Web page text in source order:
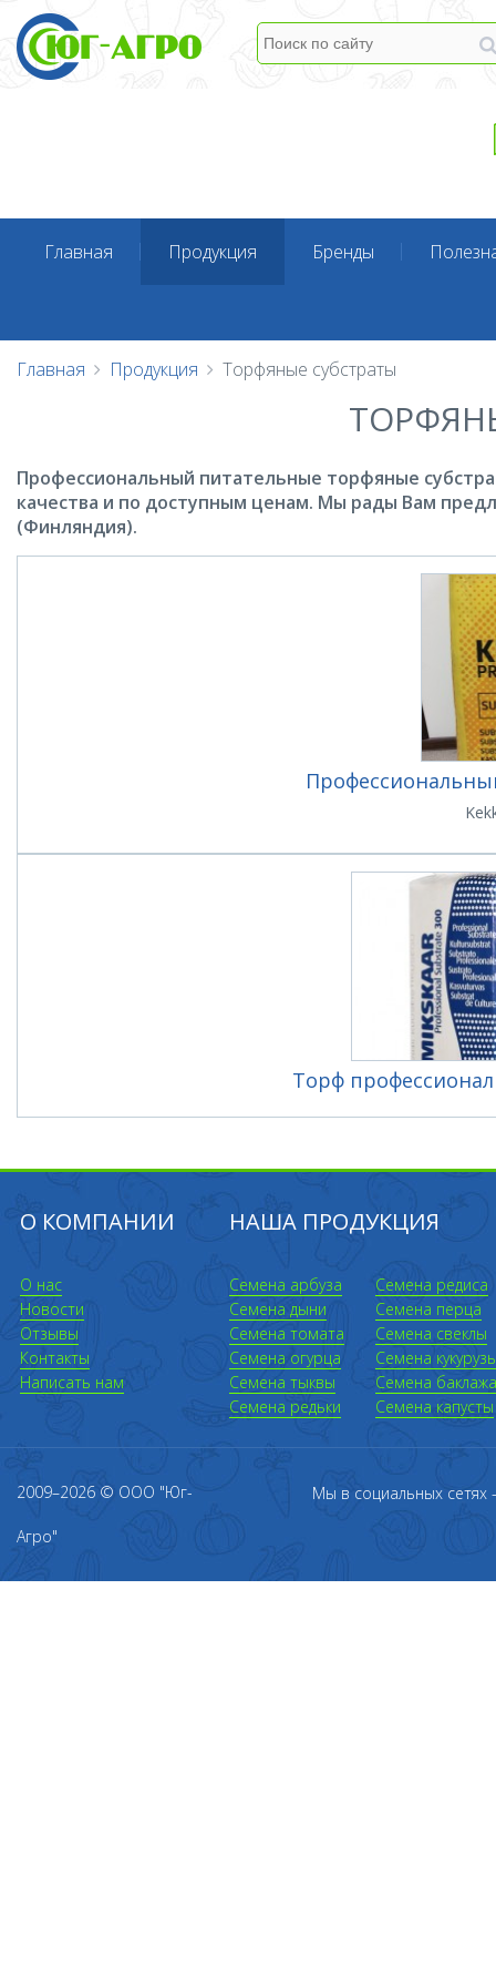
Главная Продукция Бренды
Главная Продукция Торфяные субстраты
Профессиональный питательные торфяные
качества и по доступным ценам. Мы рады Вам
(Финляндия).
Торф
О КОМПАНИИ НАША ПРОДУКЦИЯ
О нас
Новости
Отзывы
Контакты
Написать нам
Семена арбуза
Семена дыни
Семена томата
Семена огурца
Семена тыквы
Семена редьки
Семена редиса
Семена перца
Семена свеклы
Семена
Семена
Семена капусты
2009–2026 © ООО "Юг-
Агро"
Мы в социальных